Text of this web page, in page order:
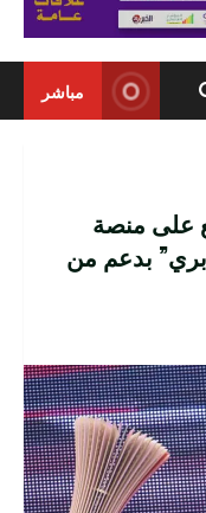
مباشر
على منصة
بدعم من